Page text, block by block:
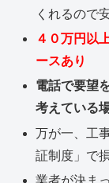
くれるので
４０万円以
ースあり
電話で要望
考えている
万が一、工
証制度」で
業者が決ま